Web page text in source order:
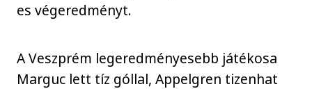
es végeredményt.
A Veszprém legeredményesebb játékosa
Marguc lett tíz góllal, Appelgren tizenhat